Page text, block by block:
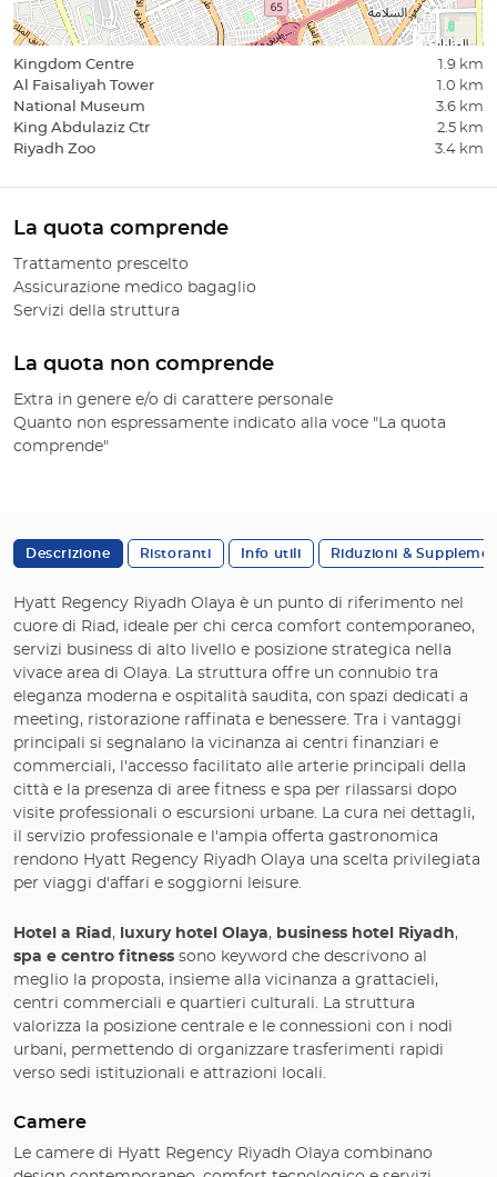
Kingdom Centre
1.9 km
Al Faisaliyah Tower
1.0 km
National Museum
3.6 km
King Abdulaziz Ctr
2.5 km
Riyadh Zoo
3.4 km
La quota comprende
Trattamento prescelto
Assicurazione medico bagaglio
Servizi della struttura
La quota non comprende
Extra in genere e/o di carattere personale
Quanto non espressamente indicato alla voce "La quota
comprende"
Descrizione Ristoranti Info utili Riduzioni &
Hyatt Regency Riyadh Olaya è un punto di riferimento nel
cuore di Riad, ideale per chi cerca comfort contemporaneo,
servizi business di alto livello e posizione strategica nella
vivace area di Olaya. La struttura offre un connubio tra
eleganza moderna e ospitalità saudita, con spazi dedicati a
meeting, ristorazione raffinata e benessere. Tra i vantaggi
principali si segnalano la vicinanza ai centri finanziari e
commerciali, l'accesso facilitato alle arterie principali della
città e la presenza di aree fitness e spa per rilassarsi dopo
visite professionali o escursioni urbane. La cura nei dettagli,
il servizio professionale e l'ampia offerta gastronomica
rendono Hyatt Regency Riyadh Olaya una scelta privilegiata
per viaggi d'affari e soggiorni leisure.
Hotel a Riad , luxury hotel Olaya, business hotel Riyadh,
spa e centro fitness sono keyword che descrivono al
meglio la proposta, insieme alla vicinanza a grattacieli,
centri commerciali e quartieri culturali. La struttura
valorizza la posizione centrale e le connessioni con i nodi
urbani, permettendo di organizzare trasferimenti rapidi
verso sedi istituzionali e attrazioni locali.
Camere
Le camere di Hyatt Regency Riyadh Olaya combinano